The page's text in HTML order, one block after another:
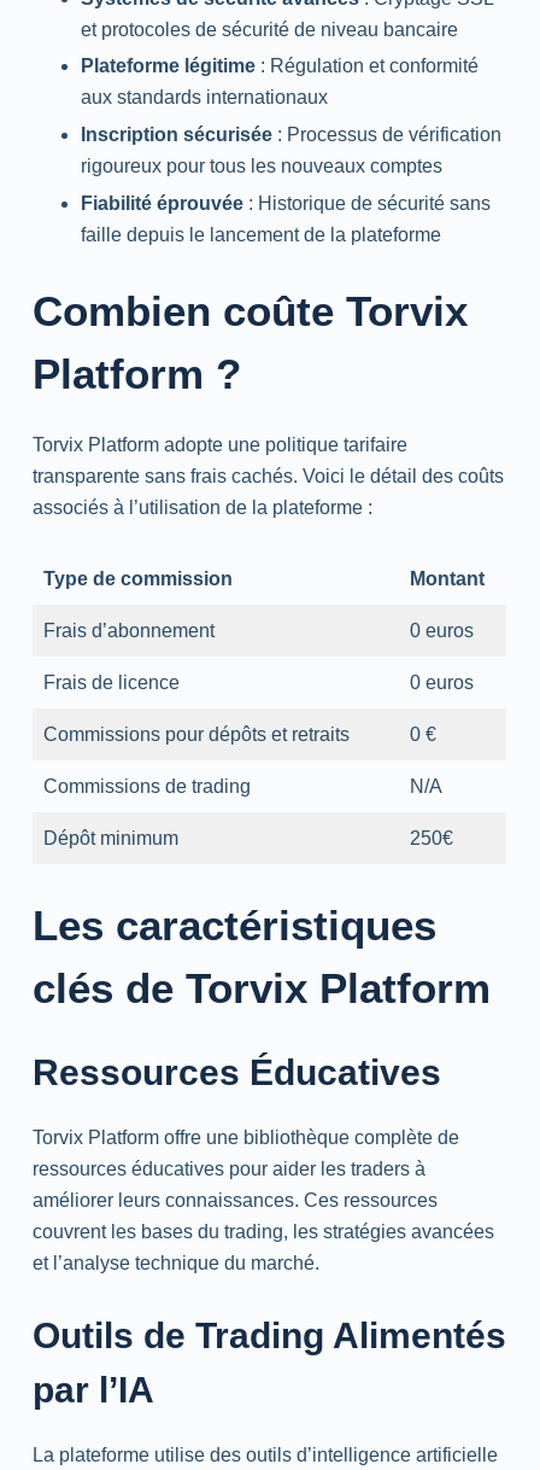
et protocoles de sécurité de niveau bancaire
Plateforme légitime: Régulation et conformité
aux standards internationaux
Inscription sécurisée: Processus de vérification
rigoureux pour tous les nouveaux comptes
Fiabilité éprouvée: Historique de sécurité sans
faille depuis le lancement de la plateforme
Combien coûte Torvix
Platform ?
Torvix Platform adopte une politique tarifaire
transparente sans frais cachés. Voici le détail des coûts
associés à l’utilisation de la plateforme :
Type de commission Montant
Frais d’abonnement 0 euros
Frais de licence 0 euros
Commissions pour dépôts et retraits 0 €
Commissions de trading N/A
Dépôt minimum 250€
Les caractéristiques
clés de Torvix Platform
Ressources Éducatives
Torvix Platform offre une bibliothèque complète de
ressources éducatives pour aider les traders à
améliorer leurs connaissances. Ces ressources
couvrent les bases du trading, les stratégies avancées
et l’analyse technique du marché.
Outils de Trading Alimentés
par l’IA
La plateforme utilise des outils d’intelligence artificielle